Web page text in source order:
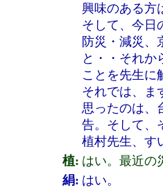
興味のある方
そして、今日
防災・減災、
と・・それか
ことを先生に
それでは、ま
思ったのは、
告。そして、
植村先生、す
植: はい。最近の
絹: はい。